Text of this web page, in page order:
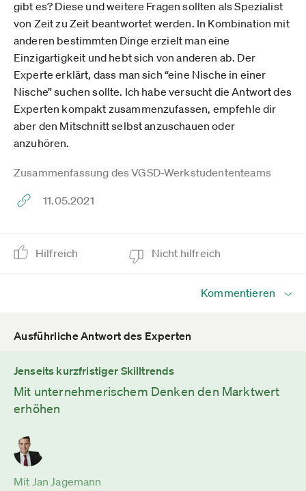
gibt es? Diese und weitere Fragen sollten als Spezialist
von Zeit zu Zeit beantwortet werden. In Kombination mit
anderen bestimmten Dinge erzielt man eine
Einzigartigkeit und hebt sich von anderen ab. Der
Experte erklärt, dass man sich “eine Nische in einer
Nische” suchen sollte. Ich habe versucht die Antwort des
Experten kompakt zusammenzufassen, empfehle dir
aber den Mitschnitt selbst anzuschauen oder
anzuhören.
Zusammenfassung des VGSD-Werkstudententeams
11.05.2021
Hilfreich Nicht hilfreich
Kommentieren
Ausführliche Antwort des Experten
Jenseits kurzfristiger Skilltrends
Mit unternehmerischem Denken den Marktwert
erhöhen
Mit Jan Jagemann